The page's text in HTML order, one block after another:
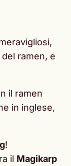
ramen, e
il ramen
in inglese,
!
il Magikarp